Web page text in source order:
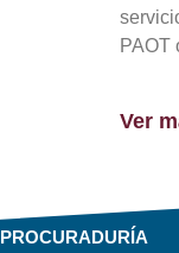
PAOT
Ver
PROCURADURÍA